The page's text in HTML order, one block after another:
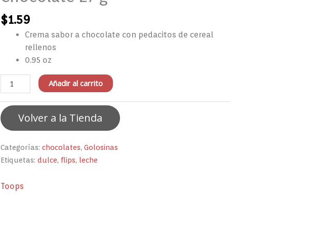
$1.59
Crema sabor a chocolate con pedacitos de cereal
rellenos
0.95 oz
g
cantidad
Añadir al carrito
Volver a la Tienda
Categorías:chocolates,Golosinas
Etiquetas:dulce, flips, leche
Toops